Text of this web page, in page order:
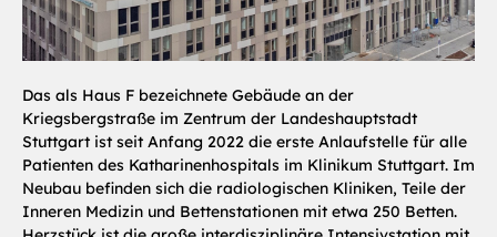
Das als Haus F bezeichnete Gebäude an der
Kriegsbergstraße im Zentrum der Landeshauptstadt
Stuttgart ist seit Anfang 2022 die erste Anlaufstelle für alle
Patienten des Katharinenhospitals im Klinikum Stuttgart. Im
Neubau befinden sich die radiologischen Kliniken, Teile der
Inneren Medizin und Bettenstationen mit etwa 250 Betten.